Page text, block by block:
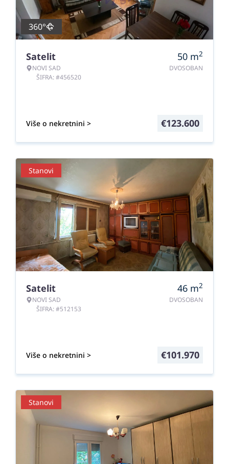
360°
Satelit
NOVI SAD
ŠIFRA: #456520
50 m2
DVOSOBAN
Više o nekretnini > €123.600
Stanovi
Satelit
NOVI SAD
ŠIFRA: #512153
46 m2
DVOSOBAN
Više o nekretnini > €101.970
Stanovi